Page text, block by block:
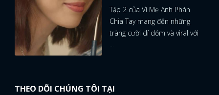
Tập 2 của Vì Mẹ Anh Phán
Chia Tay mang đến những
tràng cười dí dỏm và viral với
...
THEO DÕI CHÚNG TÔI TẠI